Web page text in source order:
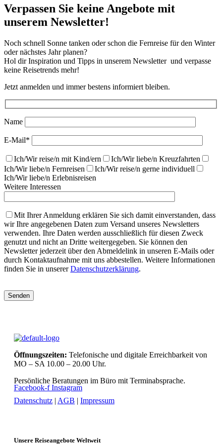
Verpassen Sie keine Angebote mit
unserem Newsletter!
Noch schnell Sonne tanken oder schon die Fernreise für den Winter
oder nächstes Jahr planen?
Hol dir Inspiration und Tipps in unserem Newsletter und verpasse
keine Reisetrends mehr!
Jetzt anmelden und immer bestens informiert bleiben.
Name
E-Mail*
Ich/Wir reise/n mit Kind/ern
Ich/Wir liebe/n Kreuzfahrten
Ich/Wir liebe/n Fernreisen
Ich/Wir reise/n gerne individuell
Ich/Wir liebe/n Erlebnisreisen
Weitere Interessen
Mit Ihrer Anmeldung erklären Sie sich damit einverstanden, dass
wir Ihre angegebenen Daten zum Versand unseres Newsletters
verwenden. Ihre Daten werden ausschließlich für diesen Zweck
genutzt und nicht an Dritte weitergegeben. Sie können den
Newsletter jederzeit über den Abmeldelink in unseren E-Mails oder
durch Kontaktaufnahme mit uns abbestellen. Weitere Informationen
finden Sie in unsererDatenschutzerklärung.
Öffnungszeiten: Telefonische und digitale Erreichbarkeit von
MO – SA 10.00 – 20.00 Uhr.
Persönliche Beratungen im Büro mit Terminabsprache.
Facebook-f Instagram
Datenschutz | AGB | Impressum
Unsere Reiseangebote Weltweit